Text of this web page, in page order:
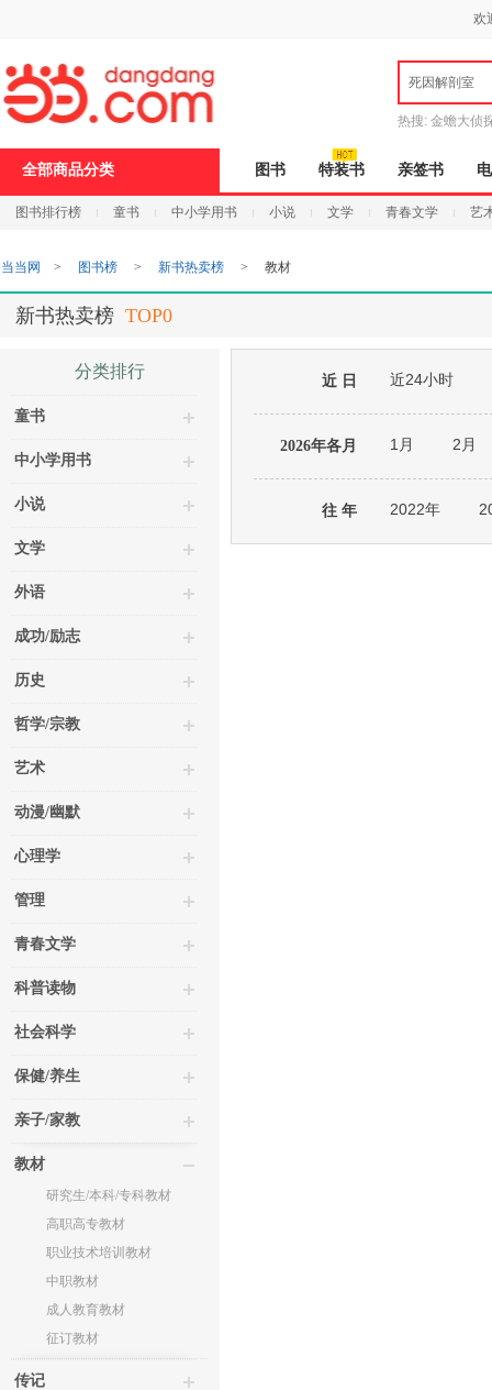
欢
死因解剖室
热搜: 金蟾大侦
全部商品分类 图书 特装书 亲签书
图书排行榜 童书 中小学用书 小说 文学 青春文学 艺
当当网 > 图书榜 > 新书热卖榜 > 教材
新书热卖榜 TOP0
分类排行
童书
中小学用书
小说
文学
外语
成功/励志
历史
哲学/宗教
艺术
动漫/幽默
心理学
管理
青春文学
科普读物
社会科学
保健/养生
亲子/家教
教材
研究生/本科/专科教材
高职高专教材
职业技术培训教材
中职教材
成人教育教材
征订教材
传记
近 日 近24小时
2026年各月 1月 2月
往 年 2022年
打
开
无
障
页
加